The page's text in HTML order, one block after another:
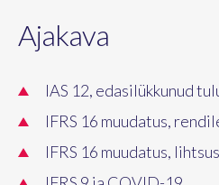
Ajakava
IAS 12, edasilükkunud
IFRS 16 muudatus,
IFRS 16 muudatus,